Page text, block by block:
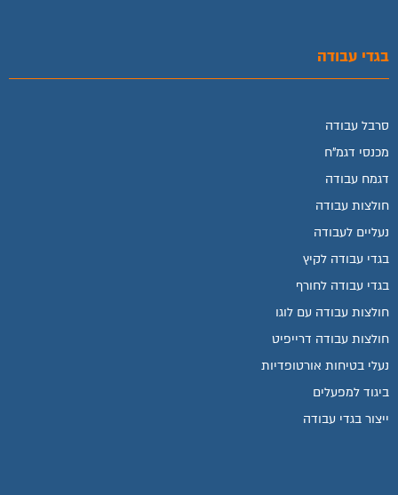
בגדי עבודה
סרבל עבודה
מכנסי דגמ"ח
דגמח עבודה
חולצות עבודה
נעליים לעבודה
בגדי עבודה לקיץ
בגדי עבודה לחורף
חולצות עבודה עם לוגו
חולצות עבודה דרייפיט
נעלי בטיחות אורטופדיות
ביגוד למפעלים
ייצור בגדי עבודה